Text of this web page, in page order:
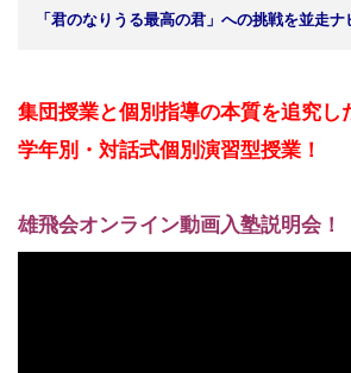
「君のなりうる最高の君」への挑戦を並走ナ
集団授業と個別指導の本質を追究し
学年別・対話式個別演習型授業！
雄飛会オンライン動画入塾説明会！